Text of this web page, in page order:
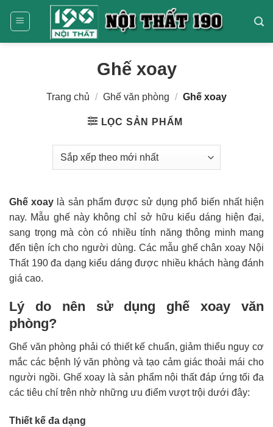
Ghế xoay
Trang chủ / Ghế văn phòng / Ghế xoay
LỌC SẢN PHẨM
Ghế xoay là sản phẩm được sử dụng phổ biến nhất hiện
nay. Mẫu ghế này không chỉ sở hữu kiểu dáng hiện đại,
sang trọng mà còn có nhiều tính năng thông minh mang
đến tiện ích cho người dùng. Các mẫu ghế chân xoay Nội
Thất 190 đa dạng kiểu dáng được nhiều khách hàng đánh
giá cao.
Lý do nên sử dụng ghế xoay văn
phòng?
Ghế văn phòng phải có thiết kế chuẩn, giảm thiểu nguy cơ
mắc các bệnh lý văn phòng và tạo cảm giác thoải mái cho
người ngồi. Ghế xoay là sản phẩm nội thất đáp ứng tối đa
các tiêu chí trên nhờ những ưu điểm vượt trội dưới đây:
Thiết kế đa dạng